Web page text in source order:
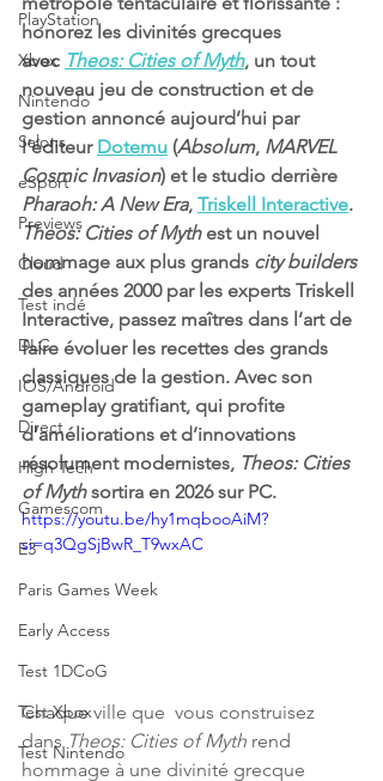
PlayStation
Xbox
Nintendo
Salons
eSport
Previews
Cloud
Test indé
DLC
IOS/Android
Direct
High Tech
Gamescom
E3
Paris Games Week
Early Access
Test 1DCoG
Test Xbox
Test Nintendo
honorez les divinités grecques
avec Theos: Cities of Myth, un tout
nouveau jeu de construction et de
gestion annoncé aujourd’hui par
l’éditeur Dotemu (Absolum, MARVEL
Cosmic Invasion) et le studio derrière
Pharaoh: A New Era, Triskell Interactive.
Theos: Cities of Myth est un nouvel
hommage aux plus grands city builders
des années 2000 par les experts Triskell
Interactive, passez maîtres dans l’art de
faire évoluer les recettes des grands
classiques de la gestion. Avec son
gameplay gratifiant, qui profite
d’améliorations et d’innovations
résolument modernistes, Theos: Cities
of Myth sortira en 2026 sur PC.
https://youtu.be/hy1mqbooAiM?
si=q3QgSjBwR_T9wxAC
Chaque ville que  vous construisez
dans Theos: Cities of Myth rend
hommage à une divinité grecque